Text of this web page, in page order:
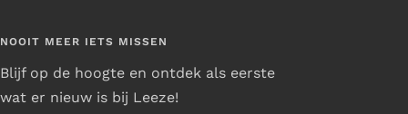
NOOIT MEER IETS MISSEN
Blijf op de hoogte en ontdek als eerste
wat er nieuw is bij Leeze!